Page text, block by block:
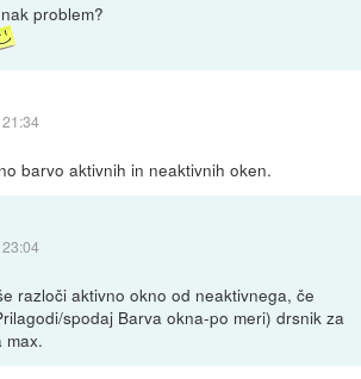
problem?
barvo aktivnih in neaktivnih oken.
razloči aktivno okno od neaktivnega, če
spodaj Barva okna-po meri) drsnik za
max.